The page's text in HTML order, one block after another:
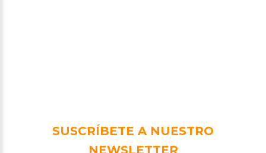
SUSCRÍBETE A NUESTRO
NEWSLETTER